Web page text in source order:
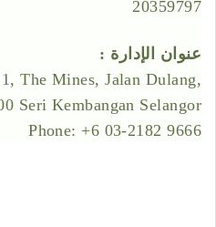
20359797
عنوان الإدارة :
The Mines, Jalan Dulang,
Seri Kembangan Selangor
Phone: +6 03-2182 9666